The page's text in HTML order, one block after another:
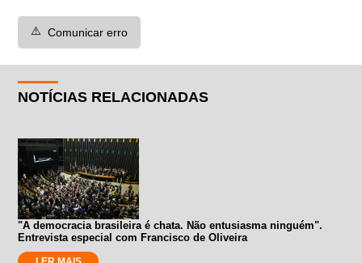
⚠️ Comunicar erro
NOTÍCIAS RELACIONADAS
"A democracia brasileira é chata. Não entusiasma ninguém".
Entrevista especial com Francisco de Oliveira